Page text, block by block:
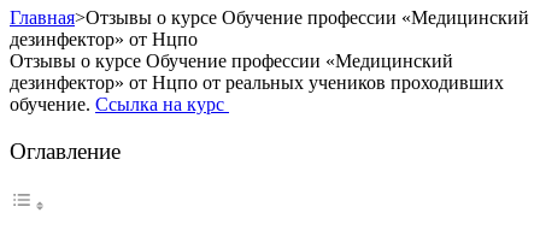
Главная>Отзывы о курсе Обучение профессии «Медицинский
дезинфектор» от Нцпо
Отзывы о курсе Обучение профессии «Медицинский
дезинфектор» от Нцпо от реальных учеников проходивших
обучение. Ссылка на курс
Оглавление